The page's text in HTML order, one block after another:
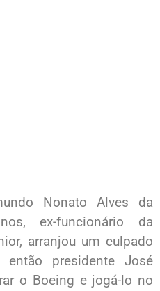
Nonato Alves da
ex-funcionário da
arranjou um culpado
presidente José
o Boeing e jogá-lo no